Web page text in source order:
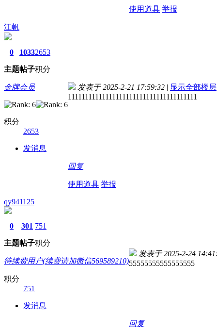
使用道具 举报
江帆
0
主题
1033
帖子
2653
积分
金牌会员
积分
2653
发消息
发表于 2025-2-21 17:59:32 | 显示全部楼层
11111111111111111111111111111111111111
回复
使用道具 举报
qy941125
0
主题
301
帖子
751
积分
待续费用户(续费请加微信569589210)
积分
751
发消息
发表于 2025-2-24
55555555555555555
回复